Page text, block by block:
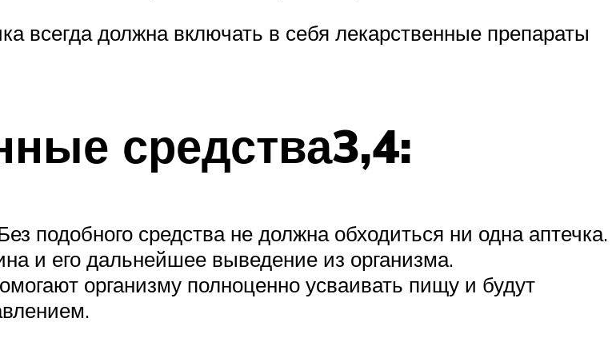
всегда должна включать в себя лекарственные препараты
средства3,4:
подобного средства не должна обходиться ни одна аптечка.
и его дальнейшее выведение из организма.
организму полноценно усваивать пищу и будут